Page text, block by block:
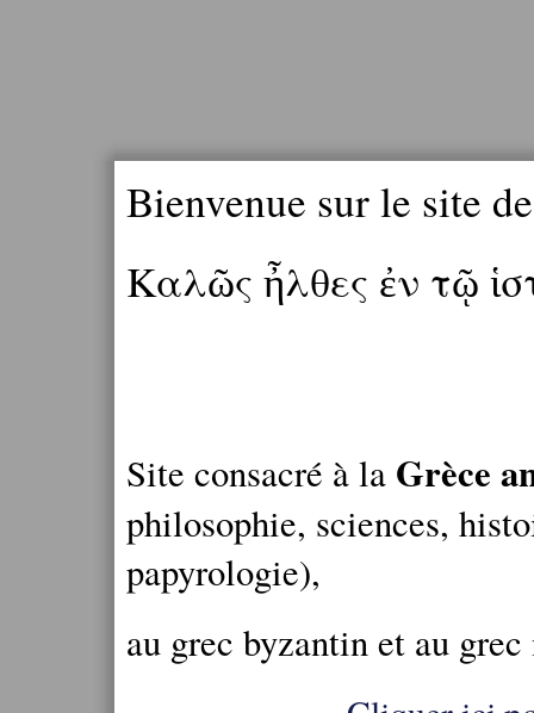
Bienvenue sur le site
Καλῶς ἦλθες ἐν τῷ
Site consacré à la Grèce
philosophie, sciences,
papyrologie),
au grec byzantin et au